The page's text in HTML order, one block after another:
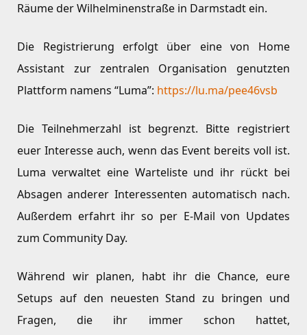
Räume der Wilhelminenstraße in Darmstadt ein.
Die Registrierung erfolgt über eine von Home
Assistant zur zentralen Organisation genutzten
Plattform namens “Luma”: https://lu.ma/pee46vsb
Die Teilnehmerzahl ist begrenzt. Bitte registriert
euer Interesse auch, wenn das Event bereits voll ist.
Luma verwaltet eine Warteliste und ihr rückt bei
Absagen anderer Interessenten automatisch nach.
Außerdem erfahrt ihr so per E-Mail von Updates
zum Community Day.
Während wir planen, habt ihr die Chance, eure
Setups auf den neuesten Stand zu bringen und
Fragen, die ihr immer schon hattet,